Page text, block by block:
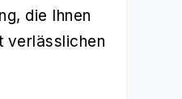
die Ihnen
verlässlichen